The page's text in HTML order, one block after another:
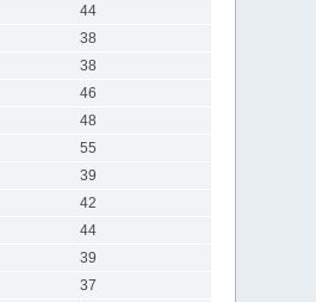
44
38
38
46
48
55
39
42
44
39
37